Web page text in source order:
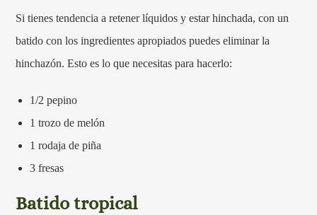
Si tienes tendencia a retener líquidos y estar hinchada, con un
batido con los ingredientes apropiados puedes eliminar la
hinchazón. Esto es lo que necesitas para hacerlo:
1/2 pepino
1 trozo de melón
1 rodaja de piña
3 fresas
Batido tropical